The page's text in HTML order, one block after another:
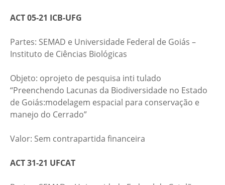
ACT 05-21 ICB-UFG
Partes: SEMAD e Universidade Federal de Goiás –
Instituto de Ciências Biológicas​
​Objeto: oprojeto de pesquisa inti tulado
“Preenchendo Lacunas da Biodiversidade no Estado
de Goiás:modelagem espacial para conservação e
manejo do Cerrado”​
​​Valor: Sem contrapartida financeira
ACT 31-21 UFCAT